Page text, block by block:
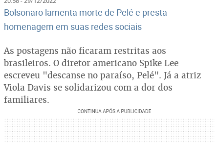
Bolsonaro lamenta morte de Pelé e presta
homenagem em suas redes sociais
As postagens não ficaram restritas aos
brasileiros. O diretor americano Spike Lee
escreveu "descanse no paraíso, Pelé". Já a atriz
Viola Davis se solidarizou com a dor dos
familiares.